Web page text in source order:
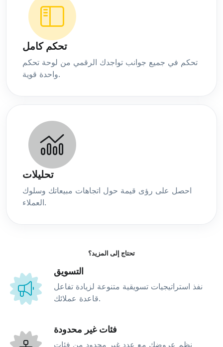
تحكم كامل
تحكم في جميع جوانب تواجدك الرقمي من لوحة تحكم
واحدة قوية.
تحليلات
احصل على رؤى قيمة حول اتجاهات مبيعاتك وسلوك
العملاء.
تحتاج إلى المزيد؟
التسويق
نفذ استراتيجيات تسويقية متنوعة لزيادة تفاعل
قاعدة عملائك.
فئات غير محدودة
نظم عروضك مع عدد غير محدود من فئات